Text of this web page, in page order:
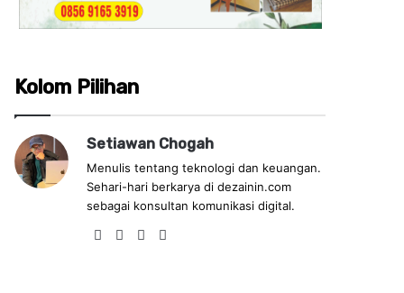
Kolom Pilihan
Setiawan Chogah
Menulis tentang teknologi dan keuangan.
Sehari-hari berkarya di dezainin.com
sebagai konsultan komunikasi digital.
Fa
Lin
Yo